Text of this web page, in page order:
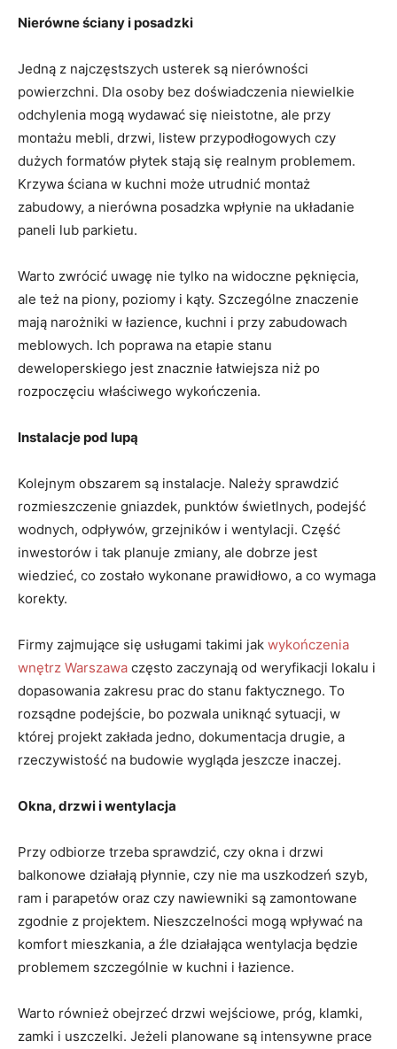
Nierówne ściany i posadzki
Jedną z najczęstszych usterek są nierówności
powierzchni. Dla osoby bez doświadczenia niewielkie
odchylenia mogą wydawać się nieistotne, ale przy
montażu mebli, drzwi, listew przypodłogowych czy
dużych formatów płytek stają się realnym problemem.
Krzywa ściana w kuchni może utrudnić montaż
zabudowy, a nierówna posadzka wpłynie na układanie
paneli lub parkietu.
Warto zwrócić uwagę nie tylko na widoczne pęknięcia,
ale też na piony, poziomy i kąty. Szczególne znaczenie
mają narożniki w łazience, kuchni i przy zabudowach
meblowych. Ich poprawa na etapie stanu
deweloperskiego jest znacznie łatwiejsza niż po
rozpoczęciu właściwego wykończenia.
Instalacje pod lupą
Kolejnym obszarem są instalacje. Należy sprawdzić
rozmieszczenie gniazdek, punktów świetlnych, podejść
wodnych, odpływów, grzejników i wentylacji. Część
inwestorów i tak planuje zmiany, ale dobrze jest
wiedzieć, co zostało wykonane prawidłowo, a co wymaga
korekty.
Firmy zajmujące się usługami takimi jak wykończenia
wnętrz Warszawa często zaczynają od weryfikacji lokalu i
dopasowania zakresu prac do stanu faktycznego. To
rozsądne podejście, bo pozwala uniknąć sytuacji, w
której projekt zakłada jedno, dokumentacja drugie, a
rzeczywistość na budowie wygląda jeszcze inaczej.
Okna, drzwi i wentylacja
Przy odbiorze trzeba sprawdzić, czy okna i drzwi
balkonowe działają płynnie, czy nie ma uszkodzeń szyb,
ram i parapetów oraz czy nawiewniki są zamontowane
zgodnie z projektem. Nieszczelności mogą wpływać na
komfort mieszkania, a źle działająca wentylacja będzie
problemem szczególnie w kuchni i łazience.
Warto również obejrzeć drzwi wejściowe, próg, klamki,
zamki i uszczelki. Jeżeli planowane są intensywne prace